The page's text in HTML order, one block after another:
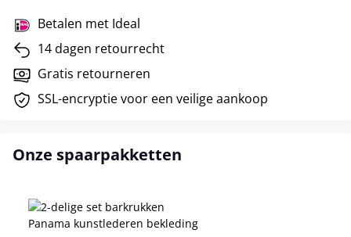
Betalen met Ideal
14 dagen retourrecht
Gratis retourneren
SSL-encryptie voor een veilige aankoop
Onze spaarpakketten